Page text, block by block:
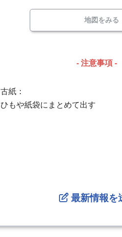
地図をみる
- 注意事項 -
古紙：
ひもや紙袋にまとめて出す
最新情報を